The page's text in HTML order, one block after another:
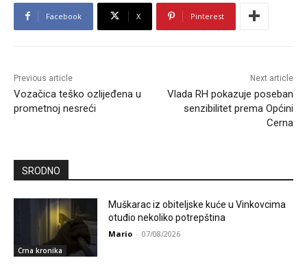
Facebook X Pinterest
Previous article
Vozačica teško ozlijeđena u
prometnoj nesreći
Next article
Vlada RH pokazuje poseban
senzibilitet prema Općini
Cerna
SRODNO
Crna kronika
Muškarac iz obiteljske kuće u Vinkovcima
otuđio nekoliko potrepština
Mario - 07/08/2026